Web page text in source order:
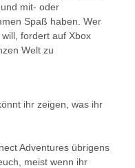
mit- oder
Spaß haben. Wer
fordert auf Xbox
Welt zu
ihr zeigen, was ihr
Adventures übrigens
meist wenn ihr